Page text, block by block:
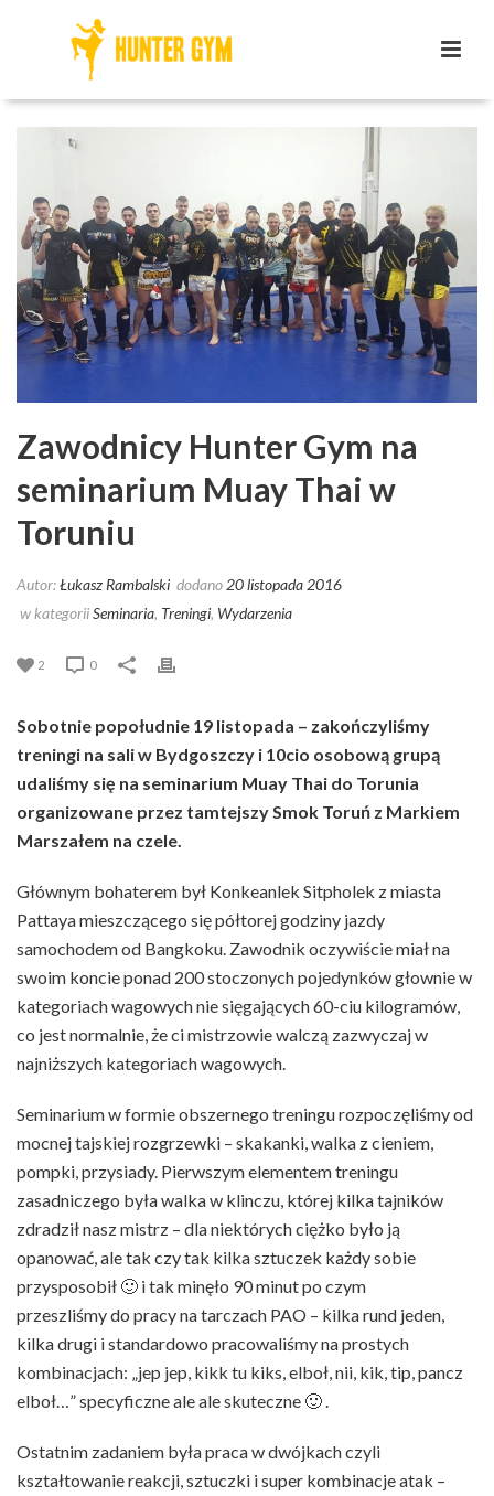
Zawodnicy Hunter Gym na
seminarium Muay Thai w
Toruniu
Autor:Łukasz Rambalski dodano 20 listopada 2016
w kategoriiSeminaria, Treningi, Wydarzenia
2 0
Sobotnie popołudnie 19 listopada – zakończyliśmy
treningi na sali w Bydgoszczy i 10cio osobową grupą
udaliśmy się na seminarium Muay Thai do Torunia
organizowane przez tamtejszy Smok Toruń z Markiem
Marszałem na czele.
Głównym bohaterem był Konkeanlek Sitpholek z miasta
Pattaya mieszczącego się półtorej godziny jazdy
samochodem od Bangkoku. Zawodnik oczywiście miał na
swoim koncie ponad 200 stoczonych pojedynków głownie w
kategoriach wagowych nie sięgających 60-ciu kilogramów,
co jest normalnie, że ci mistrzowie walczą zazwyczaj w
najniższych kategoriach wagowych.
Seminarium w formie obszernego treningu rozpoczęliśmy od
mocnej tajskiej rozgrzewki – skakanki, walka z cieniem,
pompki, przysiady. Pierwszym elementem treningu
zasadniczego była walka w klinczu, której kilka tajników
zdradził nasz mistrz – dla niektórych ciężko było ją
opanować, ale tak czy tak kilka sztuczek każdy sobie
przysposobił 🙂 i tak minęło 90 minut po czym
przeszliśmy do pracy na tarczach PAO – kilka rund jeden,
kilka drugi i standardowo pracowaliśmy na prostych
kombinacjach: „jep jep, kikk tu kiks, elboł, nii, kik, tip, pancz
elboł…” specyficzne ale ale skuteczne 🙂 .
Ostatnim zadaniem była praca w dwójkach czyli
kształtowanie reakcji, sztuczki i super kombinacje atak –